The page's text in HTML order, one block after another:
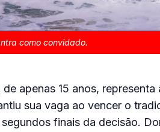
como convidado.
apenas 15 anos,
sua vaga ao vencer o
finais da decisão.